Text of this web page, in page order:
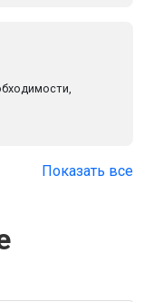
Показать все